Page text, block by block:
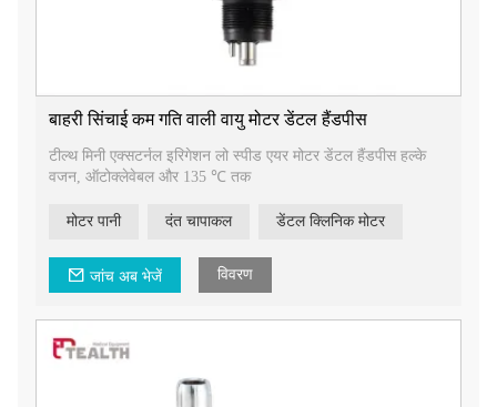
बाहरी सिंचाई कम गति वाली वायु मोटर डेंटल हैंडपीस
टील्थ मिनी एक्सटर्नल इरिगेशन लो स्पीड एयर मोटर डेंटल हैंडपीस हल्के
वजन, ऑटोक्लेवेबल और 135 ℃ तक
मोटर पानी दंत चापाकल डेंटल क्लिनिक मोटर
जांच अब भेजें विवरण